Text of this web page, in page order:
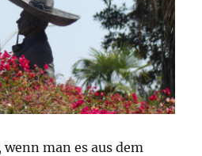
man es aus dem